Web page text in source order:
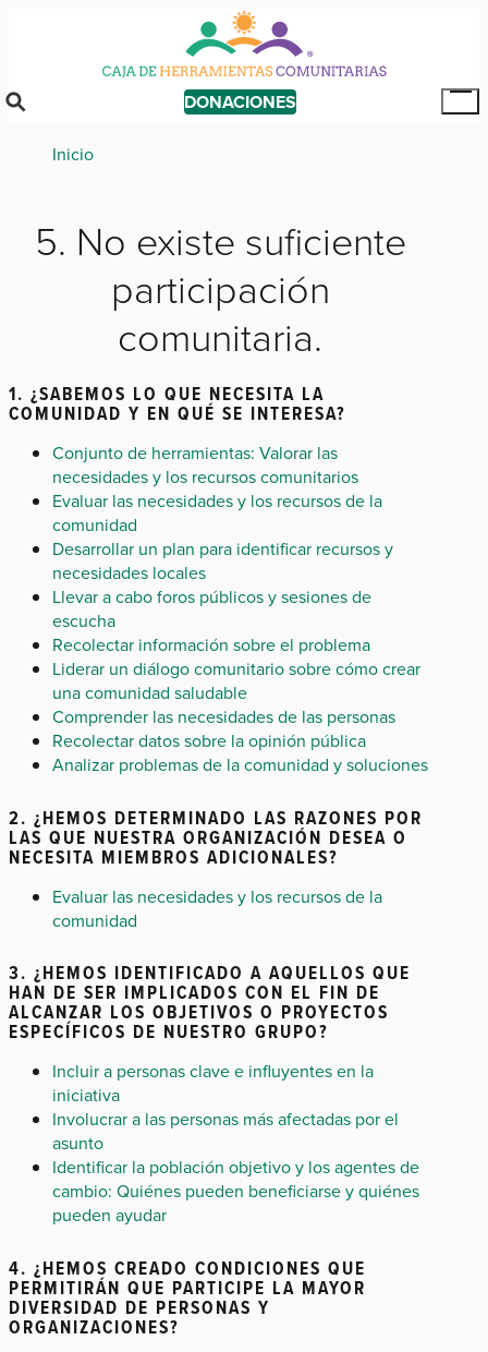
content
DONACIONES
Breadcrumb
Inicio
5. No existe suficiente
participación
comunitaria.
1. ¿SABEMOS LO QUE NECESITA LA
COMUNIDAD Y EN QUÉ SE INTERESA?
Conjunto de herramientas: Valorar las
necesidades y los recursos comunitarios
Evaluar las necesidades y los recursos de la
comunidad
Desarrollar un plan para identificar recursos y
necesidades locales
Llevar a cabo foros públicos y sesiones de
escucha
Recolectar información sobre el problema
Liderar un diálogo comunitario sobre cómo crear
una comunidad saludable
Comprender las necesidades de las personas
Recolectar datos sobre la opinión pública
Analizar problemas de la comunidad y soluciones
2. ¿HEMOS DETERMINADO LAS RAZONES POR
LAS QUE NUESTRA ORGANIZACIÓN DESEA O
NECESITA MIEMBROS ADICIONALES?
Evaluar las necesidades y los recursos de la
comunidad
3. ¿HEMOS IDENTIFICADO A AQUELLOS QUE
HAN DE SER IMPLICADOS CON EL FIN DE
ALCANZAR LOS OBJETIVOS O PROYECTOS
ESPECÍFICOS DE NUESTRO GRUPO?
Incluir a personas clave e influyentes en la
iniciativa
Involucrar a las personas más afectadas por el
asunto
Identificar la población objetivo y los agentes de
cambio: Quiénes pueden beneficiarse y quiénes
pueden ayudar
4. ¿HEMOS CREADO CONDICIONES QUE
PERMITIRÁN QUE PARTICIPE LA MAYOR
DIVERSIDAD DE PERSONAS Y
ORGANIZACIONES?